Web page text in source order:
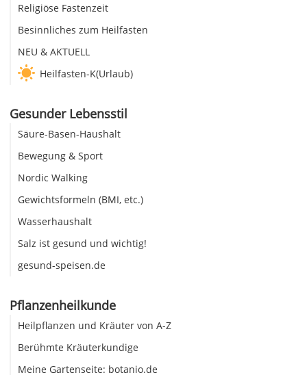
Religiöse Fastenzeit
Besinnliches zum Heilfasten
NEU & AKTUELL
Heilfasten-K(Urlaub)
Gesunder Lebensstil
Säure-Basen-Haushalt
Bewegung & Sport
Nordic Walking
Gewichtsformeln (BMI, etc.)
Wasserhaushalt
Salz ist gesund und wichtig!
gesund-speisen.de
Pflanzenheilkunde
Heilpflanzen und Kräuter von A-Z
Berühmte Kräuterkundige
Meine Gartenseite: botanio.de